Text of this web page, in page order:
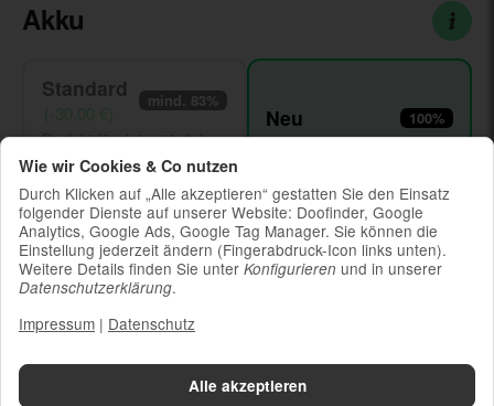
Akku
Standard mind. 83%
Perfekt für deine tägliche
Routine
verfügbar
Neu 100%
Optimale Power für
Yabero Trade‑In
ermittelt.
Alle akzeptieren
Wie wir Cookies & Co nutzen
Durch Klicken auf „Alle akzeptieren“ gestatten Sie den Einsatz
folgender Dienste auf unserer Website: Doofinder, Google
Analytics, Google Ads, Google Tag Manager. Sie können die
Einstellung jederzeit ändern (Fingerabdruck-Icon links unten).
Weitere Details finden Sie unter Konfigurieren und in unserer
Datenschutzerklärung.
Impressum | Datenschutz